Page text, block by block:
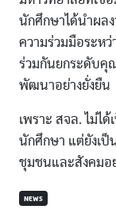
นักศึกษาได้นำผล
ความร่วมมือระห
ร่วมกันยกระดับคุ
พัฒนาอย่างยั่งยืน
เพราะ สจล. ไม่ไ
นักศึกษา แต่ยังเป็
ชุมชนและสังคมอ
NEWS